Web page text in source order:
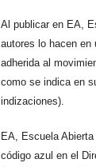
Al publicar en EA,
autores lo hacen en
adherida al
como se indica en
indizaciones).
EA, Escuela
código azul en el